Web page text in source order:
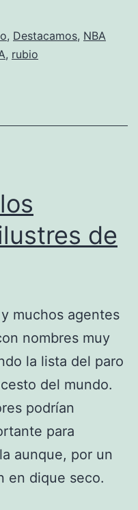
, Destacamos, NBA
, rubio
de
muchos agentes
nombres muy
la lista del paro
del mundo.
podrían
para
aunque, por un
en dique seco.